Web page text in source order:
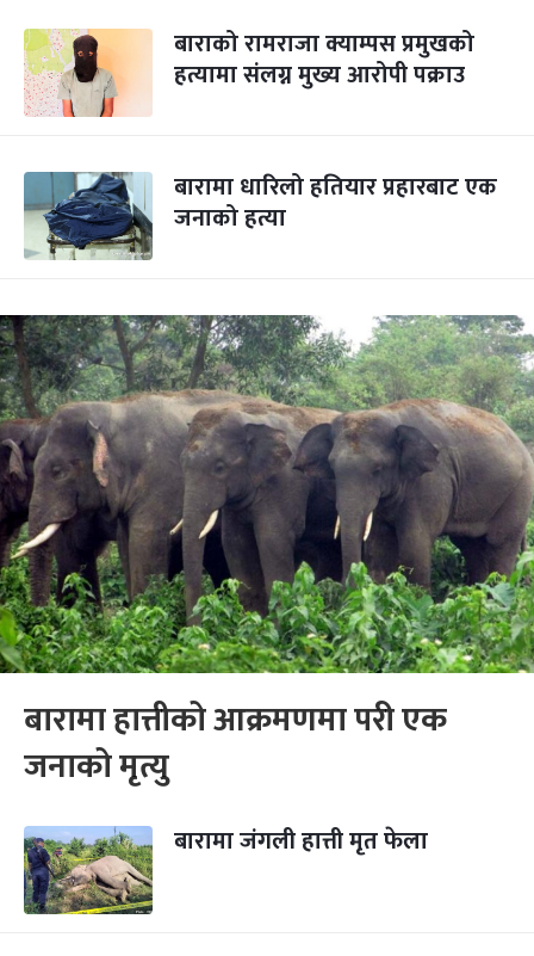
बाराको रामराजा क्याम्पस प्रमुखको
हत्यामा संलग्न मुख्य आरोपी पक्राउ
बारामा धारिलो हतियार प्रहारबाट एक
जनाको हत्या
बारामा हात्तीको आक्रमणमा परी एक
जनाको मृत्यु
बारामा जंगली हात्ती मृत फेला